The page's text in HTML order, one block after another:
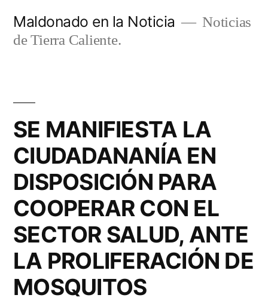
Maldonado en la Noticia
Noticias
de Tierra Caliente.
SE MANIFIESTA LA
CIUDADANANÍA EN
DISPOSICIÓN PARA
COOPERAR CON EL
SECTOR SALUD, ANTE
LA PROLIFERACIÓN DE
MOSQUITOS